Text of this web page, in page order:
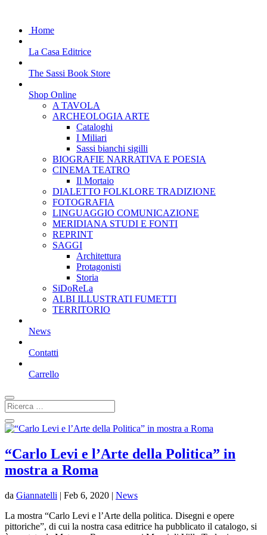
Home
La Casa Editrice
The Sassi Book Store
Shop Online
A TAVOLA
ARCHEOLOGIA ARTE
Cataloghi
I Miliari
Sassi bianchi sigilli
BIOGRAFIE NARRATIVA E POESIA
CINEMA TEATRO
Il Mortaio
DIALETTO FOLKLORE TRADIZIONE
FOTOGRAFIA
LINGUAGGIO COMUNICAZIONE
MERIDIANA STUDI E FONTI
REPRINT
SAGGI
Architettura
Protagonisti
Storia
SiDoReLa
ALBI ILLUSTRATI FUMETTI
TERRITORIO
News
Contatti
Carrello
“Carlo Levi e l’Arte della Politica” in
mostra a Roma
da Giannatelli | Feb 6, 2020 | News
La mostra “Carlo Levi e l’Arte della politica. Disegni e opere
pittoriche”, di cui la nostra casa editrice ha pubblicato il catalogo, si